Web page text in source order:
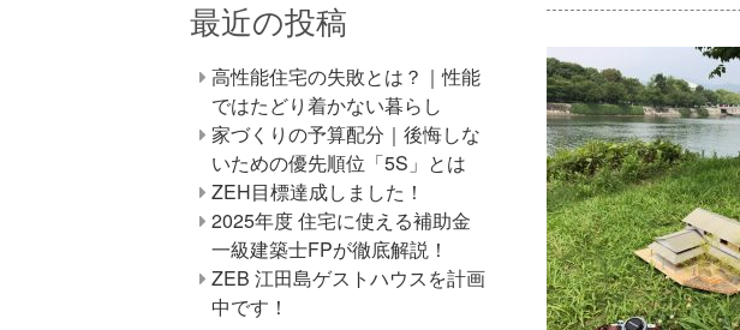
最近の投稿
高性能住宅の失敗とは？｜性能
ではたどり着かない暮らし
家づくりの予算配分｜後悔しな
いための優先順位「5S」とは
ZEH目標達成しました！
2025年度 住宅に使える補助金
一級建築士FPが徹底解説！
ZEB 江田島ゲストハウスを計画
中です！